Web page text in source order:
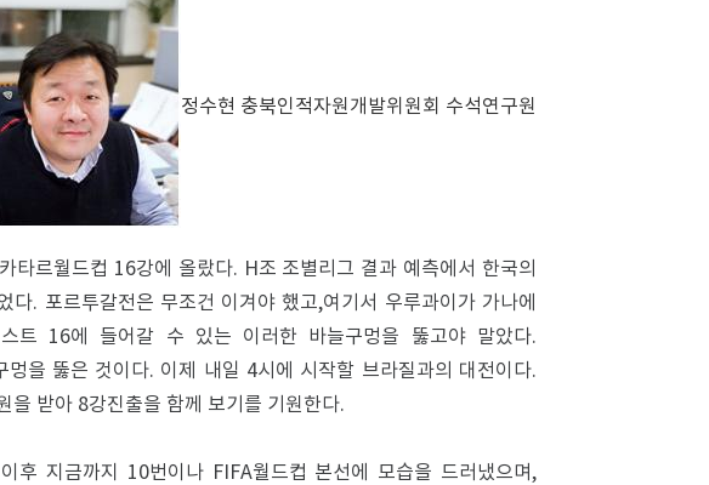
정수현 충북인적자원개발위원회 수석연구원
타르월드컵 16강에 올랐다. H조 조별리그 결과 예측에서 한국의
. 포르투갈전은 무조건 이겨야 했고,여기서 우루과이가 가나에
트 16에 들어갈 수 있는 이러한 바늘구멍을 뚫고야 말았다.
을 뚫은 것이다. 이제 내일 4시에 시작할 브라질과의 대전이다.
을 받아 8강진출을 함께 보기를 기원한다.
후 지금까지 10번이나 FIFA월드컵 본선에 모습을 드러냈으며,